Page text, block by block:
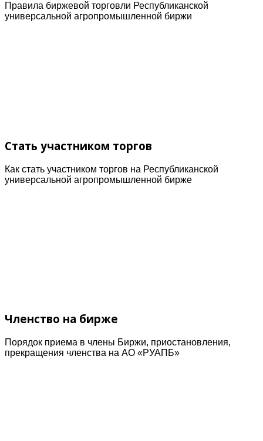
Правила биржевой торговли Республиканской
универсальной агропромышленной биржи
Стать участником торгов
Как стать участником торгов на Республиканской
универсальной агропромышленной бирже
Членство на бирже
Порядок приема в члены Биржи, приостановления,
прекращения членства на АО «РУАПБ»